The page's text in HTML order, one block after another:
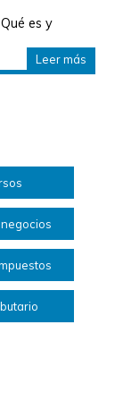
es y
Leer más